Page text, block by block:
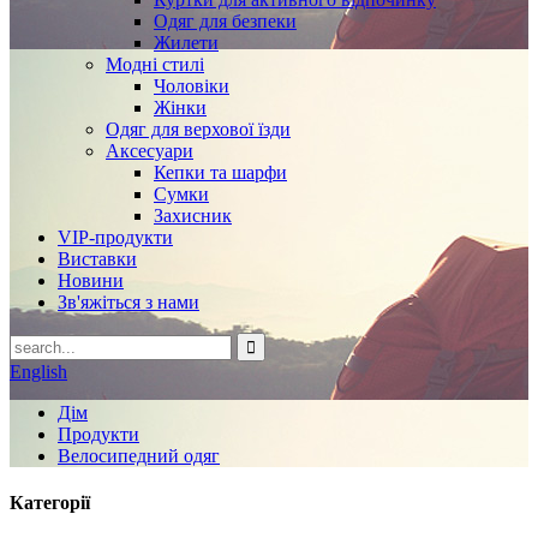
Одяг для безпеки
Жилети
Модні стилі
Чоловіки
Жінки
Одяг для верхової їзди
Аксесуари
Кепки та шарфи
Сумки
Захисник
VIP-продукти
Виставки
Новини
Зв'яжіться з нами
English
Дім
Продукти
Велосипедний одяг
Категорії